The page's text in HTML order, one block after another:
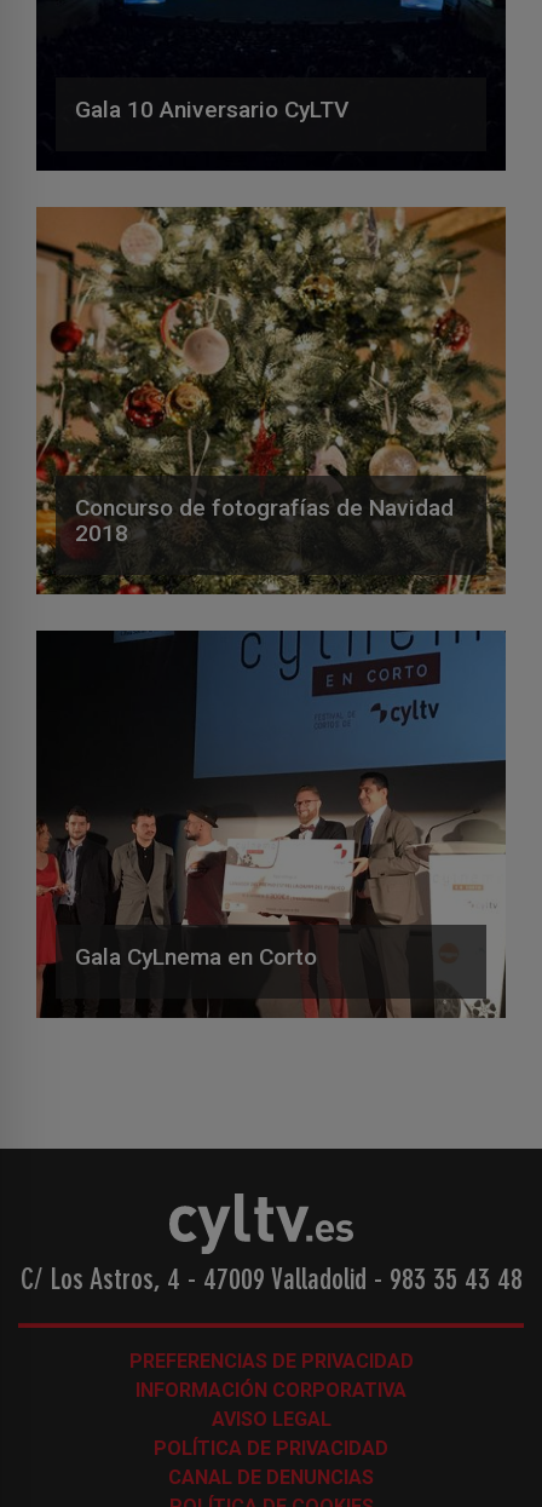
Gala 10 Aniversario CyLTV
Concurso de fotografías de Navidad
2018
Gala CyLnema en Corto
C/ Los Astros, 4 - 47009 Valladolid - 983 35 43 48
PREFERENCIAS DE PRIVACIDAD
INFORMACIÓN CORPORATIVA
AVISO LEGAL
POLÍTICA DE PRIVACIDAD
CANAL DE DENUNCIAS